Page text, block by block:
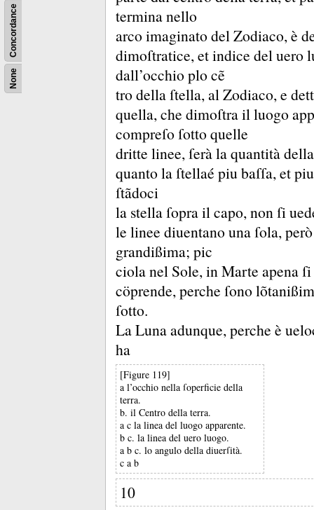
None
Concordance
termina nello
arco imaginato del Zodiaco, è
dimoſtratice, et indice del uero
dall’occhio plo cẽ
tro della ſtella, al Zodiaco, e
quella, che dimoſtra il luogo
compreſo ſotto quelle
dritte linee, ſerà la quantità
quanto la ſtellaé piu baſſa, et
ſtãdoci
la stella ſopra il capo, non ſi
le linee diuentano una ſola,
grandißima; pic
ciola nel Sole, in Marte apena
cöprende, perche ſono
ſotto.
La Luna adunque, perche è
ha
[Figure 119]
a l’occhio nella ſoperficie della
terra.
b. il Centro della terra.
a c la linea del luogo apparente.
b c. la linea del uero luogo.
a b c. lo angulo della diuerſità.
c a b
10